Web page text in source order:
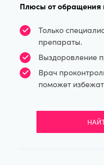
Плюсы от обращения
Только
препараты.
Выздоровление
Врач
поможет